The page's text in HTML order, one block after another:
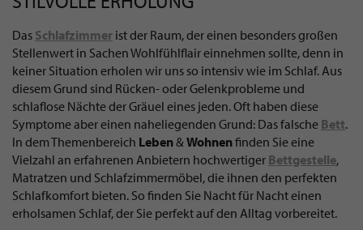
Das Schlafzimmer ist der Raum, der einen besonders großen
Stellenwert in Sachen Wohlfühlflair einnehmen sollte, denn in
keiner Situation erholen wir uns so intensiv wie im Schlaf. Aus
diesem Grund sind Rücken- oder Gelenkprobleme und
schlaflose Nächte der Gräuel eines jeden. Oft haben diese
Symptome aber einen naheliegenden Grund: Das falsche Bett.
In dem Themenbereich Leben&Wohnenfinden Sie eine
Vielzahl an erfahrenen Anbietern hochwertiger Bettgestelle,
Matratzen und Schlafzimmermöbel, die ihnen den perfekten
Schlafkomfort bieten. So finden Sie Nacht für Nacht einen
erholsamen Schlaf, der Sie perfekt auf den Alltag vorbereitet.